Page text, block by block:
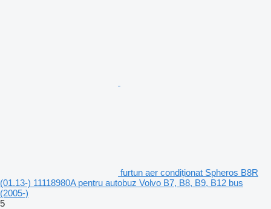
furtun aer condiționat Spheros B8R
(01.13-) 11118980A pentru autobuz Volvo B7, B8, B9, B12 bus
(2005-)
5